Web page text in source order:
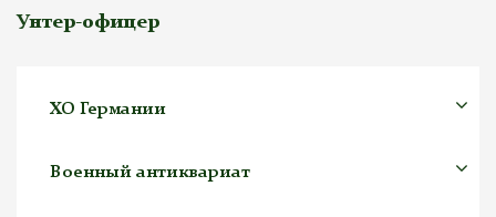
Унтер-офицер
ХО Германии
Военный антиквариат